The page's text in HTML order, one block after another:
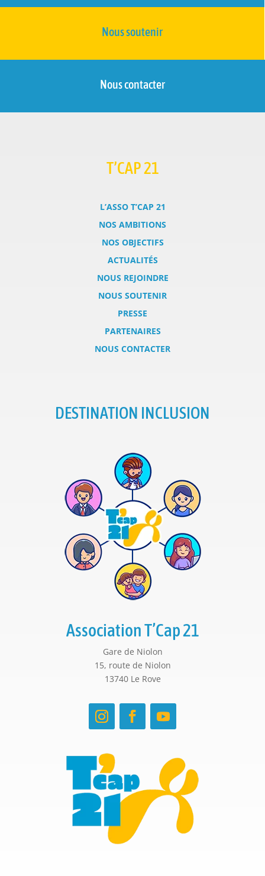
Nous soutenir
Nous contacter
T’CAP 21
L’ASSO T’CAP 21
NOS AMBITIONS
NOS OBJECTIFS
ACTUALITÉS
NOUS REJOINDRE
NOUS SOUTENIR
PRESSE
PARTENAIRES
NOUS CONTACTER
DESTINATION INCLUSION
Association T’Cap 21
Gare de Niolon
15, route de Niolon
13740 Le Rove